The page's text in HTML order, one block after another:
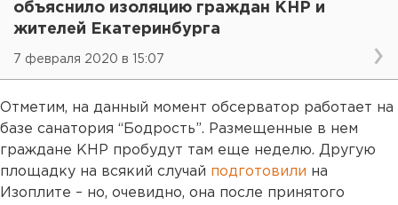
объяснило изоляцию граждан КНР и
жителей Екатеринбурга
7 февраля 2020 в 15:07
Отметим, на данный момент обсерватор работает на
базе санатория “Бодрость”. Размещенные в нем
граждане КНР пробудут там еще неделю. Другую
площадку на всякий случай подготовили на
Изоплите – но, очевидно, она после принятого